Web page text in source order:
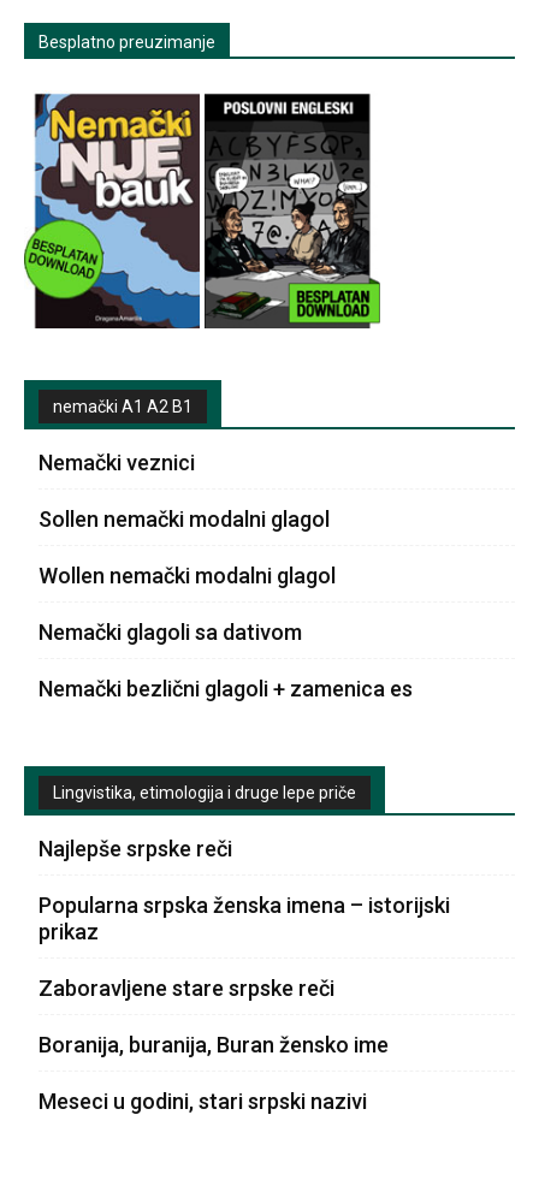
Besplatno preuzimanje
nemački A1 A2 B1
Nemački veznici
Sollen nemački modalni glagol
Wollen nemački modalni glagol
Nemački glagoli sa dativom
Nemački bezlični glagoli + zamenica es
Lingvistika, etimologija i druge lepe priče
Najlepše srpske reči
Popularna srpska ženska imena – istorijski
prikaz
Zaboravljene stare srpske reči
Boranija, buranija, Buran žensko ime
Meseci u godini, stari srpski nazivi